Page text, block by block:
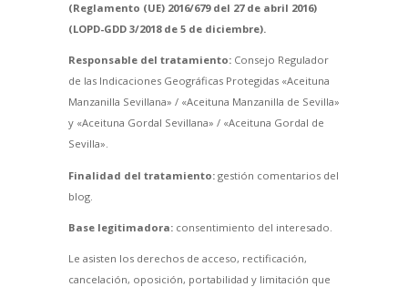
(Reglamento (UE) 2016/679 del 27 de abril 2016)
(LOPD-GDD 3/2018 de 5 de diciembre).
Responsable del tratamiento:Consejo Regulador
de las Indicaciones Geográficas Protegidas «Aceituna
Manzanilla Sevillana» / «Aceituna Manzanilla de Sevilla»
y «Aceituna Gordal Sevillana» / «Aceituna Gordal de
Sevilla».
Finalidad del tratamiento:gestión comentarios del
blog.
Base legitimadora:consentimiento del interesado.
Le asisten los derechos de acceso, rectificación,
cancelación, oposición, portabilidad y limitación que